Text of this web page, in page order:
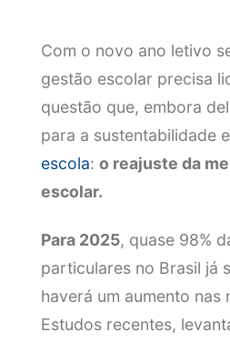
Com o novo ano letivo
gestão escolar precisa
questão que, embora
para a sustentabilidade
escola: o reajuste da
escolar.
Para 2025, quase 98%
particulares no Brasil já
haverá um aumento nas
Estudos recentes,